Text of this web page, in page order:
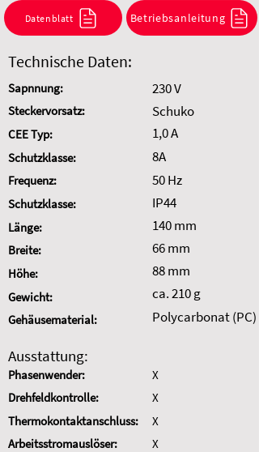
Kombination anzufragen.
Datenblatt Betriebsanleitung
Technische Daten:
Sapnnung:
Steckervorsatz:
CEE Typ:
Schutzklasse:
Frequenz:
Schutzklasse:
Länge:
Breite:
Höhe:
Gewicht:
Gehäusematerial:
230 V
Schuko
1,0 A
8A
50 Hz
IP44
140 mm
66 mm
88 mm
ca. 210 g
Polycarbonat (PC)
Ausstattung:
Phasenwender:
Drehfeldkontrolle:
Thermokontaktanschluss:
Arbeitsstromauslöser:
X
X
X
X